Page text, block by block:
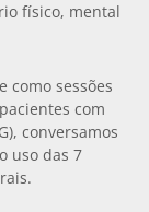
físico, mental
como sessões
com
conversamos
uso das 7